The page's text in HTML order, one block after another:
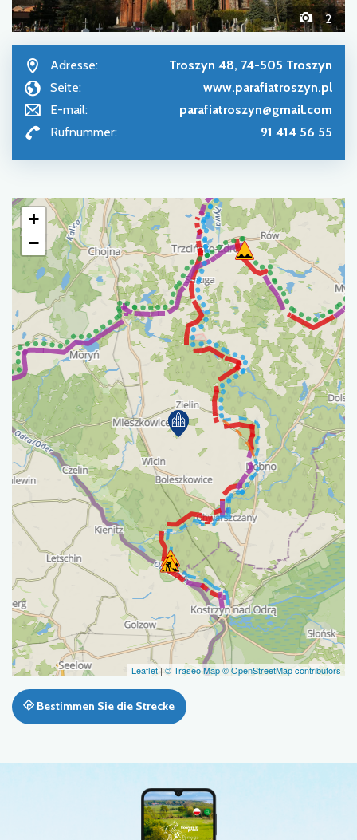
2
Adresse:
Troszyn 48, 74-505 Troszyn
Seite:
www.parafiatroszyn.pl
E-mail:
parafiatroszyn@gmail.com
Rufnummer:
91 414 56 55
+
−
Leaflet | © Traseo Map© OpenStreetMap contributors
Bestimmen Sie die Strecke